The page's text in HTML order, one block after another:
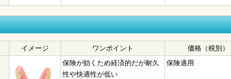
イメージ ワンポイント
価格（税別）
保険が効くため経済的だが耐久
性や快適性が低い
保険適用